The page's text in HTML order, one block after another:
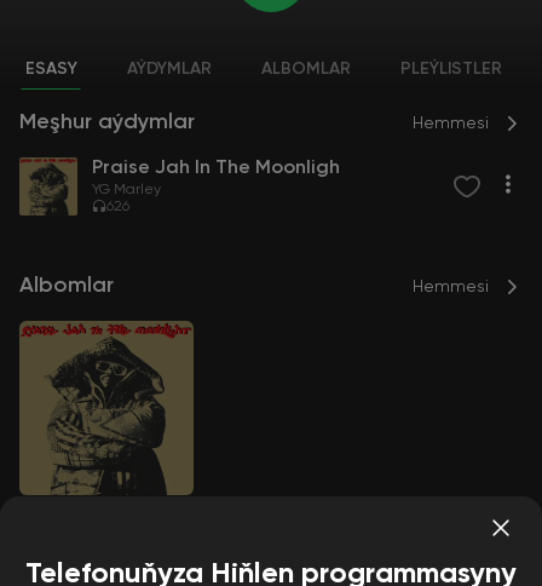
ESASY AÝDYMLAR ALBOMLAR PLEÝLISTLER
Meşhur aýdymlar Hemmesi
Praise Jah In The Moonligh
YG Marley
626
Albomlar Hemmesi
Telefonuňyza Hiňlen programmasyny